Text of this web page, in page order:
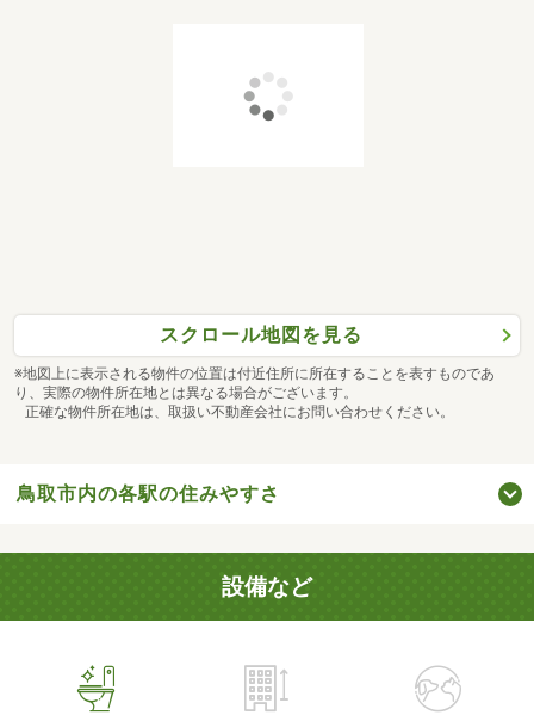
スクロール地図を見る
※地図上に表示される物件の位置は付近住所に所在することを表すものであ
り、実際の物件所在地とは異なる場合がございます。
正確な物件所在地は、取扱い不動産会社にお問い合わせください。
鳥取市内の各駅の住みやすさ
設備など